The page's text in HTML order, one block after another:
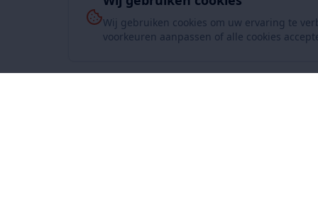
Wij gebruiken cookies om uw ervaring te
voorkeuren aanpassen of alle cookies